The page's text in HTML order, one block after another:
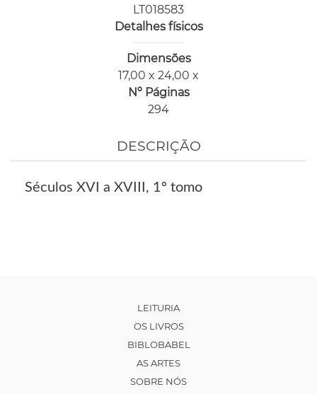
LT018583
Detalhes físicos
Dimensões
17,00 x 24,00 x
Nº Páginas
294
DESCRIÇÃO
Séculos XVI a XVIII, 1º tomo
LEITURIA
OS LIVROS
BIBLOBABEL
AS ARTES
SOBRE NÓS